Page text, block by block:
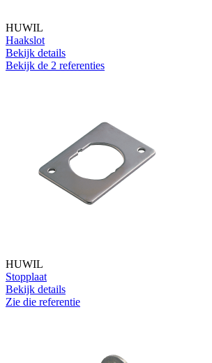
HUWIL
Haakslot
Bekijk details
Bekijk de 2 referenties
HUWIL
Stopplaat
Bekijk details
Zie die referentie